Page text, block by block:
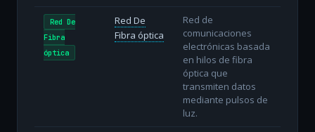
Red De
Fibra
óptica
Red De
Fibra óptica
Red de
comunicaciones
electrónicas basada
en hilos de fibra
óptica que
transmiten datos
mediante pulsos de
luz.